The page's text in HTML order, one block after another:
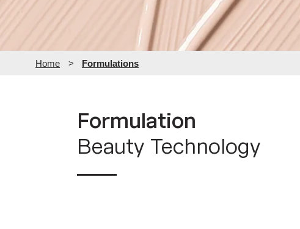
Home > Formulations
Formulation
Beauty Technology